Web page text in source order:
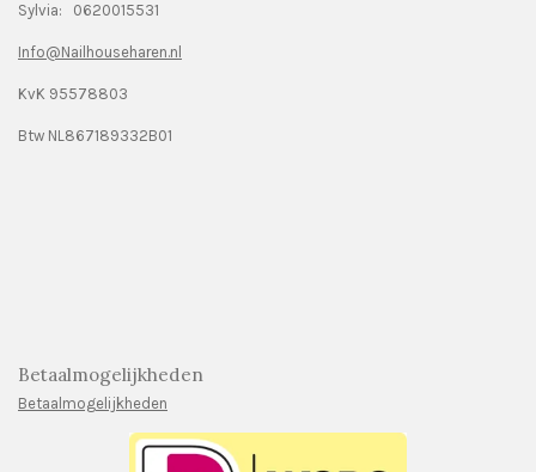
Sylvia: 0620015531
Info@Nailhouseharen.nl
KvK 95578803
Btw NL867189332B01
Betaalmogelijkheden
Betaalmogelijkheden